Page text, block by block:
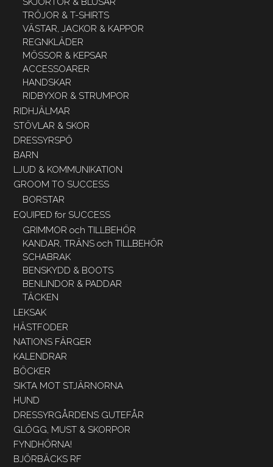
TRÖJOR & T-SHIRTS
VÄSTAR, JACKOR & KAPPOR
REGNKLÄDER
MÖSSOR & KEPSAR
ACCESSOARER
HANDSKAR
RIDBYXOR & STRUMPOR
RIDHJÄLMAR
STÖVLAR & SKOR
DRESSYRSPÖ
BARN
LJUD & KOMMUNIKATION
GROOM TO SUCCESS
BORSTAR
EQUIPED for SUCCESS
GRIMMOR och TILLBEHÖR
KANDAR, TRÄNS och TILLBEHÖR
SCHABRAK
BENSKYDD & BOOTS
BENLINDOR & PADDAR
TÄCKEN
LEKSAK
HÄSTFODER
NATIONS FÄRGER
KALENDRAR
BÖCKER
SIKTA MOT STJÄRNORNA
HUND
DRESSYRGÅRDENS GUTEFÅR
GLÖGG, MUST & SKORPOR
FYNDHÖRNA!
BJÖRBÄCKS RF